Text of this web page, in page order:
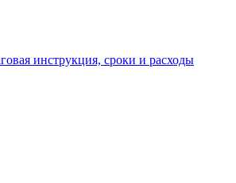
инструкция, сроки и расходы